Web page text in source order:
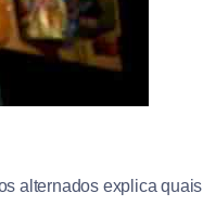
alternados explica quais